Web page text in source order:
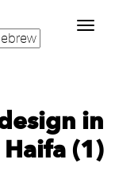
Toggle
navigation
in
Haifa (1)